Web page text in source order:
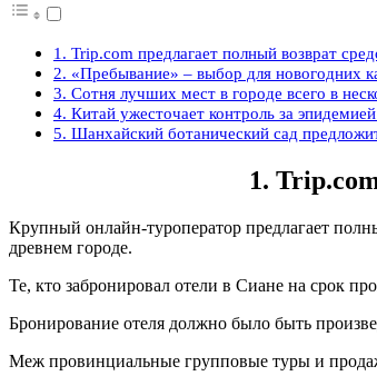
1. Trip.com предлагает полный возврат
2. «Пребывание» – выбор для новогодних
3. Сотня лучших мест в городе всего в
4. Китай ужесточает контроль за
5. Шанхайский ботанический сад
1.
Крупный онлайн-туроператор предлагает
древнем городе.
Те, кто забронировал отели в Сиане на срок
Бронирование отеля должно было быть
Меж провинциальные групповые туры и